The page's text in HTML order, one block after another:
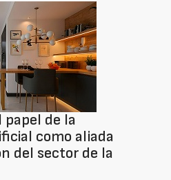
papel de la
como aliada
del sector de la